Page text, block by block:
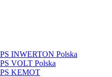
INWERTON Polska
VOLT Polska
KEMOT